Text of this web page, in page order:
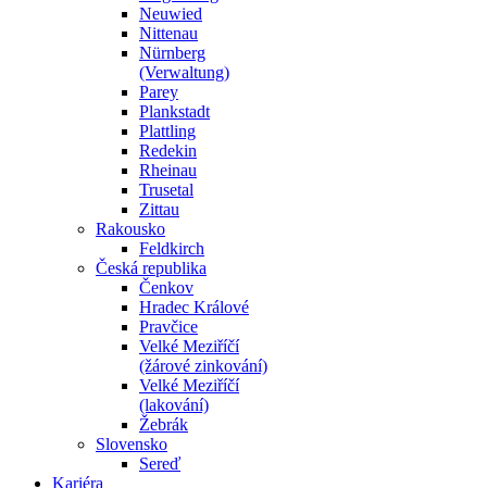
Neuwied
Nittenau
Nürnberg
(Verwaltung)
Parey
Plankstadt
Plattling
Redekin
Rheinau
Trusetal
Zittau
Rakousko
Feldkirch
Česká republika
Čenkov
Hradec Králové
Pravčice
Velké Meziříčí
(žárové zinkování)
Velké Meziříčí
(lakování)
Žebrák
Slovensko
Sereď
Kariéra